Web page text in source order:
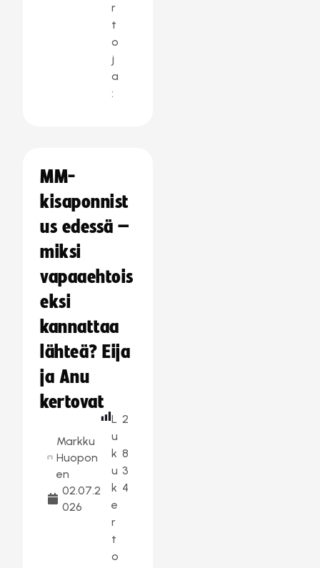
r
t
o
j
a
:
MM-
kisaponnist
us edessä –
miksi
vapaaehtois
eksi
kannattaa
lähteä? Eija
ja Anu
kertovat
Markku
Huopon
en
02.07.2
026
L
u
k
u
k
e
r
t
o
2
8
3
4